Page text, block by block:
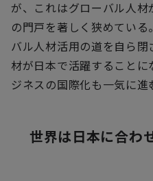
が、これはグローバル人
の門戸を著しく狭めてい
バル人材活用の道を自ら
材が日本で活躍すること
ジネスの国際化も一気に進
世界は日本に合わ